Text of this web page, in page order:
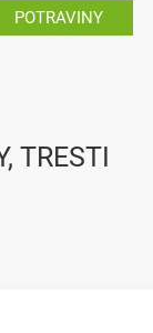
POTRAVINY
TRESTI